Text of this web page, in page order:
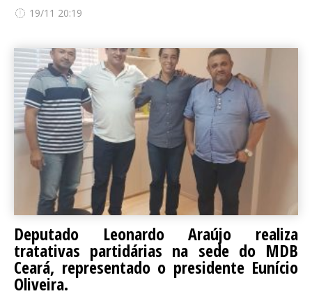
19/11 20:19
Deputado Leonardo Araújo realiza
tratativas partidárias na sede do MDB
Ceará, representado o presidente Eunício
Oliveira.